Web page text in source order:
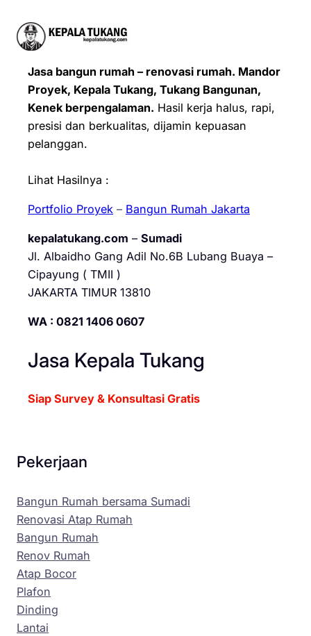
Jasa bangun rumah – renovasi rumah. Mandor
Proyek, Kepala Tukang, Tukang Bangunan,
Kenek berpengalaman. Hasil kerja halus, rapi,
presisi dan berkualitas, dijamin kepuasan
pelanggan.
Lihat Hasilnya :
Portfolio Proyek – Bangun Rumah Jakarta
kepalatukang.com – Sumadi
Jl. Albaidho Gang Adil No.6B Lubang Buaya –
Cipayung ( TMII )
JAKARTA TIMUR 13810
WA : 0821 1406 0607
Jasa Kepala Tukang
Siap Survey & Konsultasi Gratis
Pekerjaan
Bangun Rumah bersama Sumadi
Renovasi Atap Rumah
Bangun Rumah
Renov Rumah
Atap Bocor
Plafon
Dinding
Lantai